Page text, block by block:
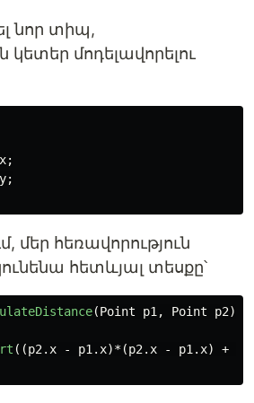
նոր տիպ,
մոդելավորելու
x;
y;
մեր հեռավորություն
հետևյալ տեսքը՝
(Point p1 , Point p2)
((p2. x - p1 . x)*(p2. x - p1 . x) +